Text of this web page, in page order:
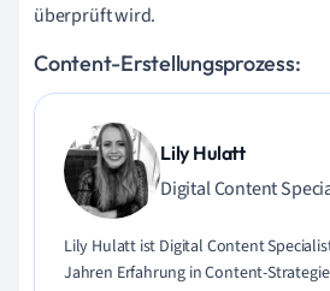
überprüft wird.
Content-Erstellungsprozess:
Lily Hulatt
Digital Content
Lily Hulatt ist Digital Content
Jahren Erfahrung in Content-